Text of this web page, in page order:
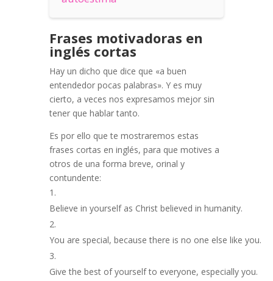
Frases motivadoras en
inglés cortas
Hay un dicho que dice que «a buen
entendedor pocas palabras». Y es muy
cierto, a veces nos expresamos mejor sin
tener que hablar tanto.
Es por ello que te mostraremos estas
frases cortas en inglés, para que motives a
otros de una forma breve, orinal y
contundente:
Believe in yourselfas Christ believed in humanity.
You are special, because there is no one else like you.
Give the bestofyourselfto everyone, especially you.